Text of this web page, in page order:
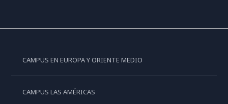
CAMPUS EN EUROPA Y ORIENTE MEDIO
CAMPUS LAS AMÉRICAS